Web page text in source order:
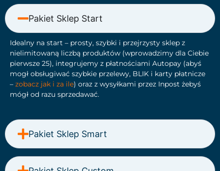
Pakiet Sklep Start
Idealny na start – prosty, szybki i przejrzysty sklep z
nielimitowaną liczbą produktów (wprowadzimy dla Ciebie
pierwsze 25), integrujemy z płatnościami Autopay (abyś
mogł obsługiwać szybkie przelewy, BLIK i karty płatnicze
– zobacz jak i za ile) oraz z wysyłkami przez Inpost żebyś
mógł od razu sprzedawać.
Pakiet Sklep Smart